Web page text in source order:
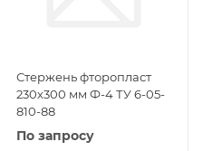
Стержень фторопласт
230х300 мм Ф-4 ТУ 6-05-
810-88
По запросу